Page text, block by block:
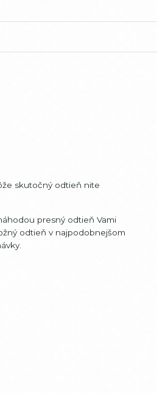
skutočný odtieň nite
presný odtieň Vami
odtieň v najpodobnejšom